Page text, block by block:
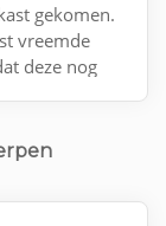
gekomen.
vreemde
deze nog